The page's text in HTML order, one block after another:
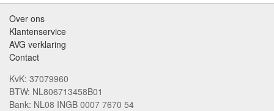
Over ons
Klantenservice
AVG verklaring
Contact
KvK: 37079960
BTW: NL806713458B01
Bank: NL08 INGB 0007 7670 54